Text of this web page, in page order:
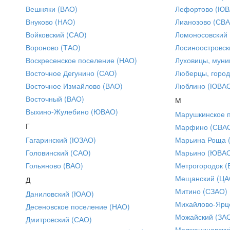
Вешняки (ВАО)
Внуково (НАО)
Войковский (САО)
Вороново (ТАО)
Воскресенское поселение (НАО)
Восточное Дегунино (САО)
Восточное Измайлово (ВАО)
Восточный (ВАО)
Выхино-Жулебино (ЮВАО)
Г
Гагаринский (ЮЗАО)
Головинский (САО)
Гольяново (ВАО)
Д
Даниловский (ЮАО)
Десеновское поселение (НАО)
Дмитровский (САО)
Лефортово
Лианозово
Луховицы,
Люберцы,
Люблино
М
Марушкинское
Марфино
Марьина Роща
Марьино
Метрогородок
Мещанский
Митино (СЗАО)
Михайлово-
Можайский